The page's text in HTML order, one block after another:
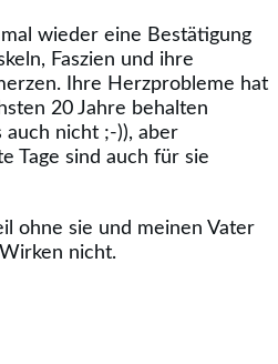
wieder eine Bestätigung
Faszien und ihre
Ihre Herzprobleme hat
20 Jahre behalten
nicht ;-)), aber
Tage sind auch für sie
ohne sie und meinen Vater
nicht.